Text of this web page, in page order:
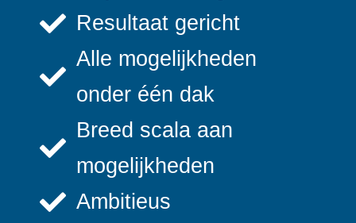
Resultaat gericht
Alle mogelijkheden
onder één dak
Breed scala aan
mogelijkheden
Ambitieus